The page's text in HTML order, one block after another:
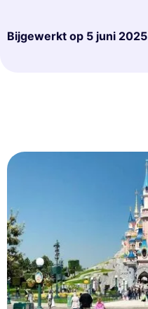
Bijgewerkt op 5 juni 2025